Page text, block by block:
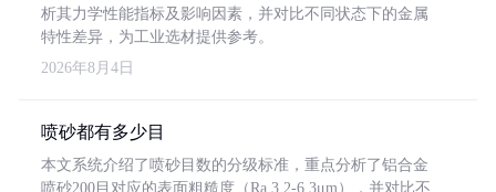
析其力学性能指标及影响因素，并对比不同状态下的金属
特性差异，为工业选材提供参考。
2026年8月4日
喷砂都有多少目
本文系统介绍了喷砂目数的分级标准，重点分析了铝合金
喷砂200目对应的表面粗糙度（Ra 3.2-6.3μm），并对比不